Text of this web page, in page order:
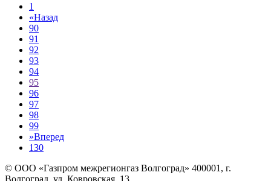
1
«Назад
90
91
92
93
94
95
96
97
98
99
»Вперед
130
© ООО «Газпром межрегионгаз Волгоград» 400001, г.
Волгоград, ул. Ковровская, 13